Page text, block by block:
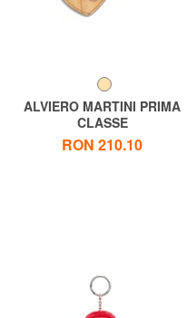
ALVIERO MARTINI PRIMA
CLASSE
GEO CLASSIC Breloc cu
breloc inimă
RON 210.10